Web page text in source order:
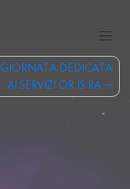
GIORNATA DEDICATA
AI SERVIZI OR IS RA